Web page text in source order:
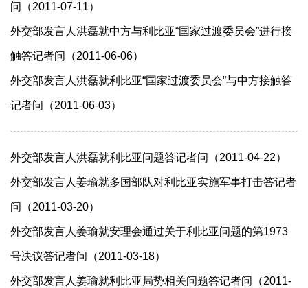
问（2011-07-11）
外交部发言人洪磊就中方与利比亚“国家过渡委员会”进行接
触答记者问（2011-06-06）
外交部发言人洪磊就利比亚“国家过渡委员会”与中方接触答
记者问（2011-06-03）
外交部发言人洪磊就利比亚问题答记者问（2011-04-22）
外交部发言人姜瑜就多国部队对利比亚实施军事打击答记者
问（2011-03-20）
外交部发言人姜瑜就安理会通过关于利比亚问题的第1973
号决议答记者问（2011-03-18）
外交部发言人姜瑜就利比亚局势相关问题答记者问（2011-